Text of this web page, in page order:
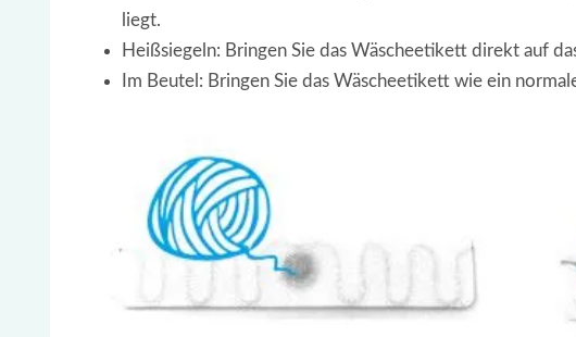
liegt.
Heißsiegeln: Bringen Sie das Wäscheetikett direkt auf
Im Beutel: Bringen Sie das Wäscheetikett wie ein